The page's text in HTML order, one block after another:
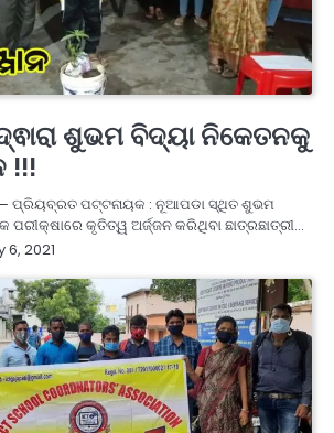
ଶୁଭମ ବିଦ୍ୟା ନିକେତନକୁ
!!!
ପ୍ରିୟବ୍ରତ ପଟ୍ଟନାୟକ : ନୂଆପଡା ସ୍ଥିତ ଶୁଭମ
କୃତିତ୍ୱ ଅର୍ଜ୍ଜନ କରିଥିବା ଛାତ୍ରଛାତ୍ରୀ…
6, 2021